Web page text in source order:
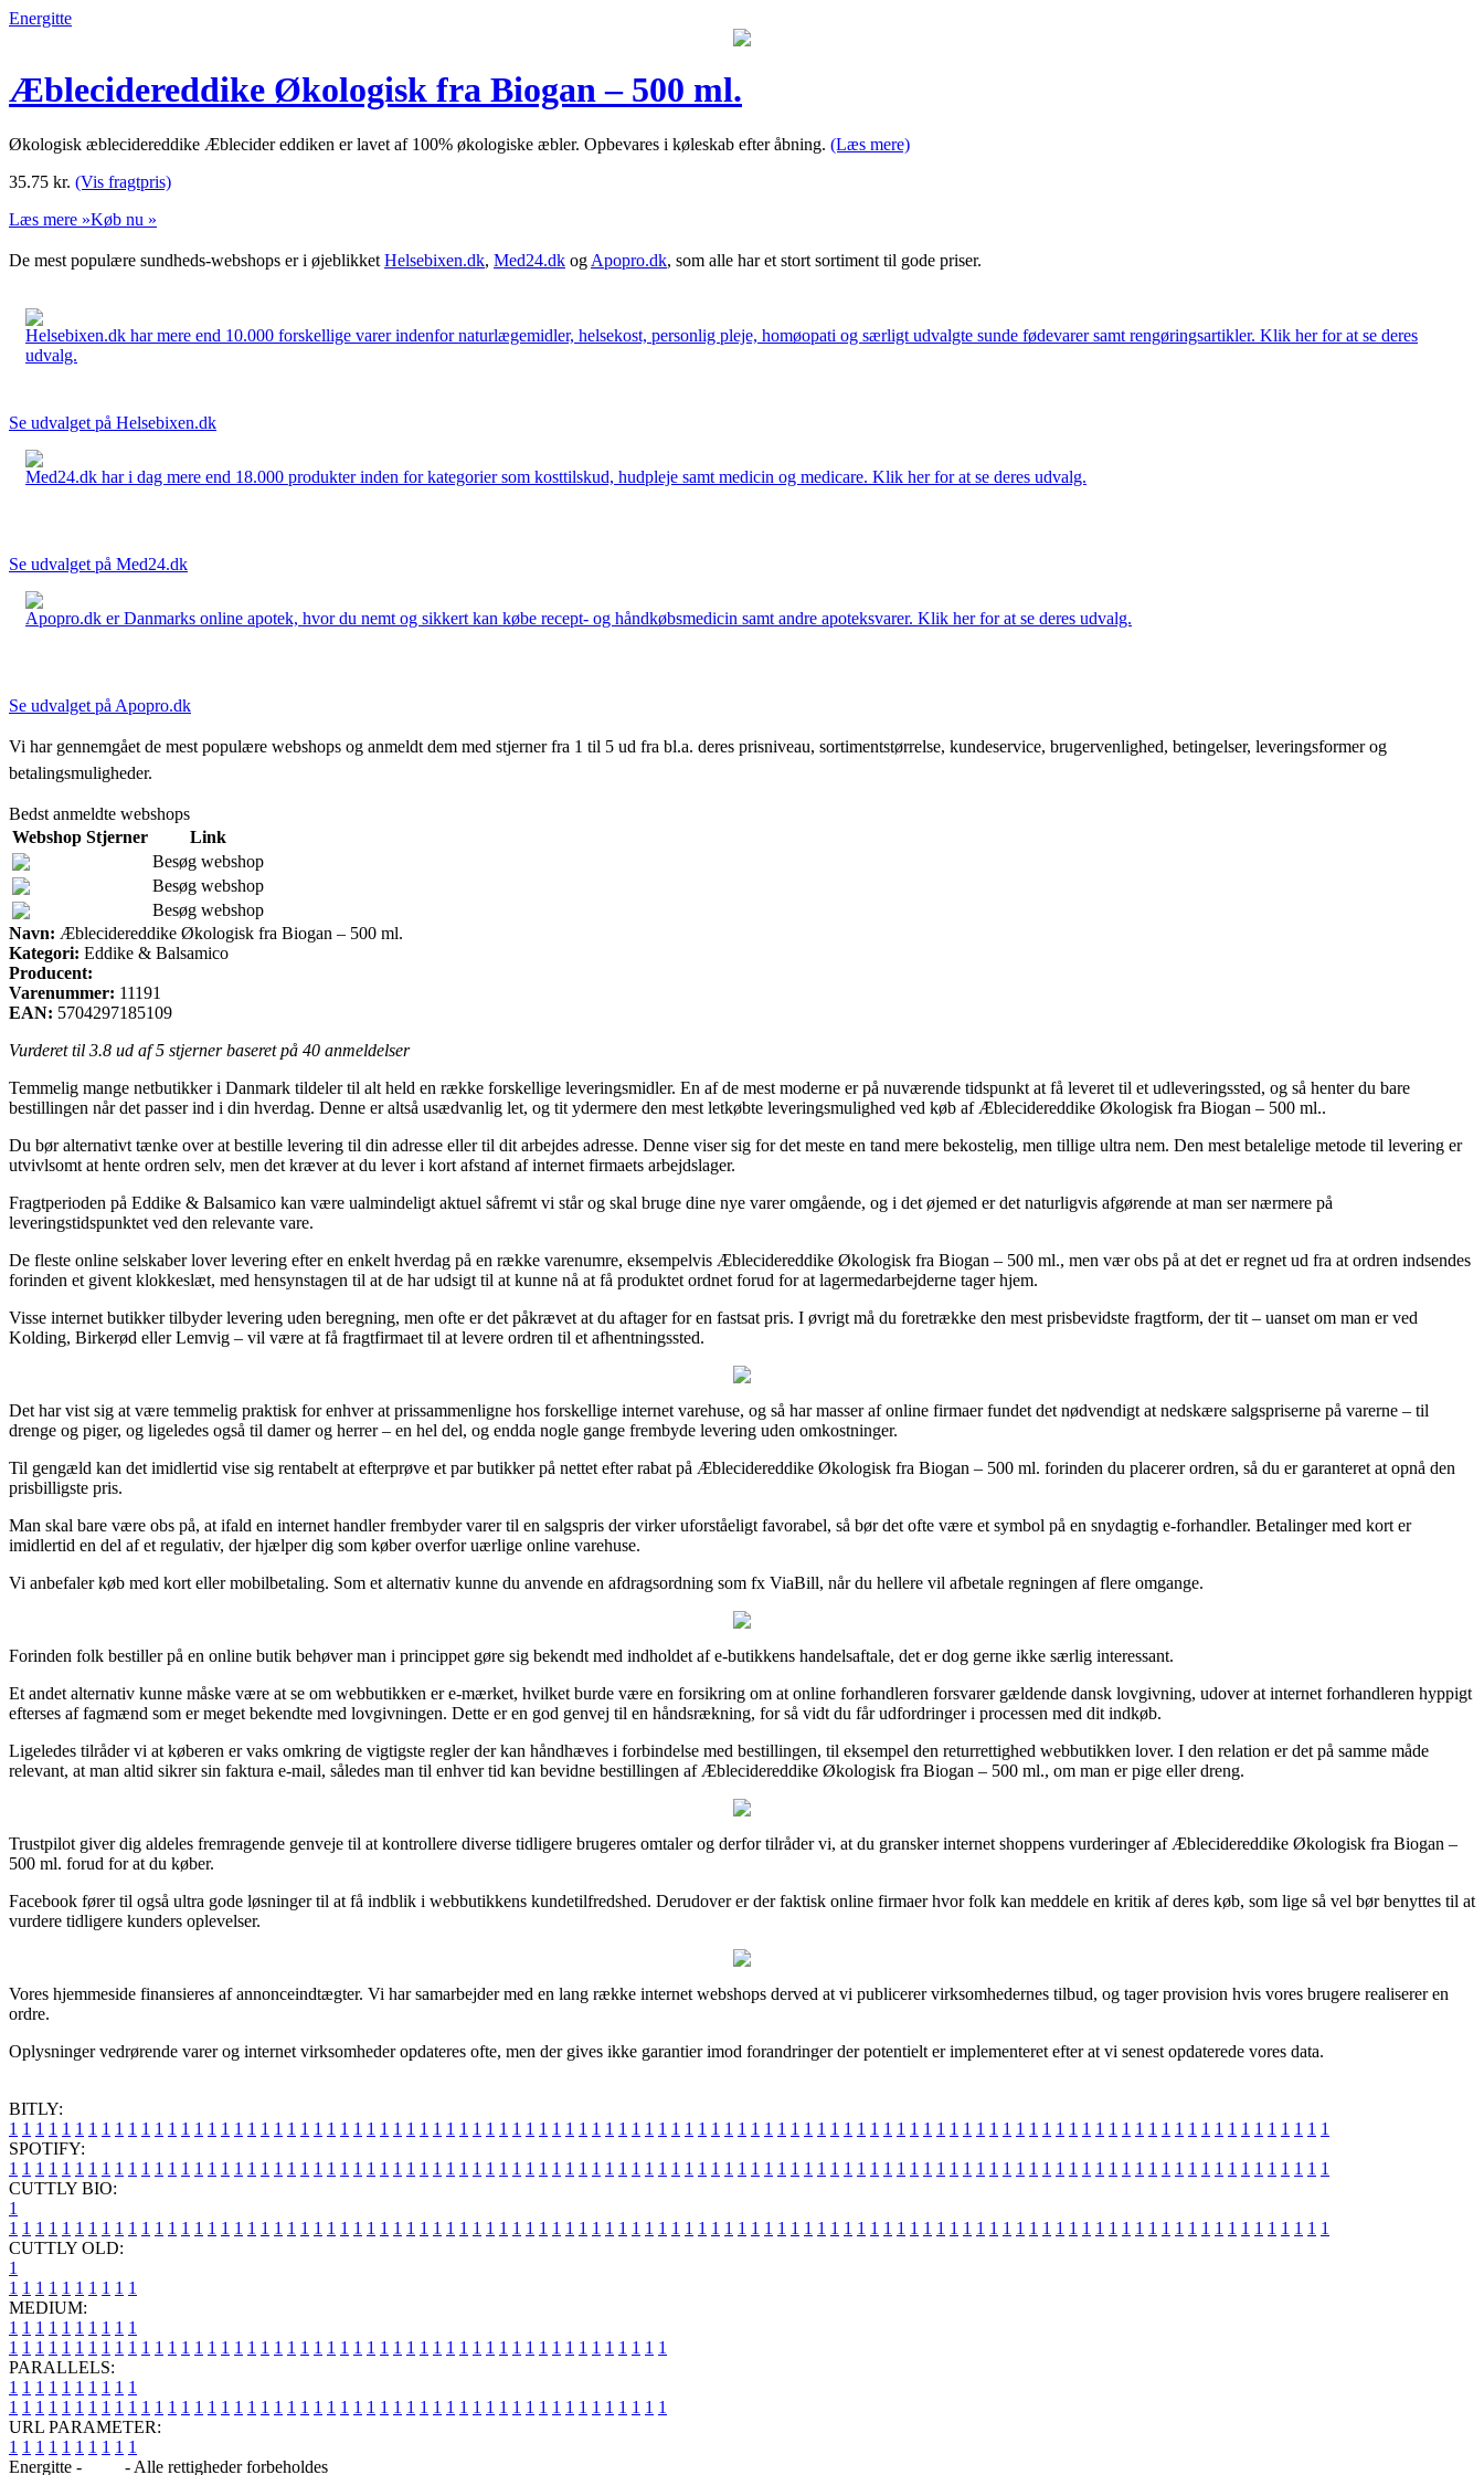
Energitte
Æblecidereddike Økologisk fra Biogan – 500 ml.
Økologisk æblecidereddike Æblecider eddiken er lavet af 100% økologiske æbler. Opbevares i køleskab efter åbning. (Læs mere)
35.75 kr. (Vis fragtpris)
Læs mere »Køb nu »
De mest populære sundheds-webshops er i øjeblikket Helsebixen.dk, Med24.dk og Apopro.dk, som alle har et stort sortiment til gode priser.
Helsebixen.dk har mere end 10.000 forskellige varer indenfor naturlægemidler, helsekost, personlig pleje, homøopati og særligt udvalgte sunde fødevarer samt rengøringsartikler. Klik her for at se deres
udvalg.
Se udvalget på Helsebixen.dk
Med24.dk har i dag mere end 18.000 produkter inden for kategorier som kosttilskud, hudpleje samt medicin og medicare. Klik her for at se deres udvalg.
Se udvalget på Med24.dk
Apopro.dk er Danmarks online apotek, hvor du nemt og sikkert kan købe recept- og håndkøbsmedicin samt andre apoteksvarer. Klik her for at se deres udvalg.
Se udvalget på Apopro.dk
Vi har gennemgået de mest populære webshops og anmeldt dem med stjerner fra 1 til 5 ud fra bl.a. deres prisniveau, sortimentstørrelse, kundeservice, brugervenlighed, betingelser, leveringsformer og
betalingsmuligheder.
Bedst anmeldte webshops
Webshop Stjerner
Link
Besøg webshop
Besøg webshop
Besøg webshop
Navn: Æblecidereddike Økologisk fra Biogan – 500 ml.
Kategori: Eddike & Balsamico
Producent:
Varenummer: 11191
EAN: 5704297185109
Vurderet til 3.8 ud af 5 stjerner baseret på 40 anmeldelser
Temmelig mange netbutikker i Danmark tildeler til alt held en række forskellige leveringsmidler. En af de mest moderne er på nuværende tidspunkt at få leveret til et udleveringssted, og så henter du bare
bestillingen når det passer ind i din hverdag. Denne er altså usædvanlig let, og tit ydermere den mest letkøbte leveringsmulighed ved køb af Æblecidereddike Økologisk fra Biogan – 500 ml..
Du bør alternativt tænke over at bestille levering til din adresse eller til dit arbejdes adresse. Denne viser sig for det meste en tand mere bekostelig, men tillige ultra nem. Den mest betalelige metode til levering er
utvivlsomt at hente ordren selv, men det kræver at du lever i kort afstand af internet firmaets arbejdslager.
Fragtperioden på Eddike & Balsamico kan være ualmindeligt aktuel såfremt vi står og skal bruge dine nye varer omgående, og i det øjemed er det naturligvis afgørende at man ser nærmere på
leveringstidspunktet ved den relevante vare.
De fleste online selskaber lover levering efter en enkelt hverdag på en række varenumre, eksempelvis Æblecidereddike Økologisk fra Biogan – 500 ml., men vær obs på at det er regnet ud fra at ordren indsendes
forinden et givent klokkeslæt, med hensynstagen til at de har udsigt til at kunne nå at få produktet ordnet forud for at lagermedarbejderne tager hjem.
Visse internet butikker tilbyder levering uden beregning, men ofte er det påkrævet at du aftager for en fastsat pris. I øvrigt må du foretrække den mest prisbevidste fragtform, der tit – uanset om man er ved
Kolding, Birkerød eller Lemvig – vil være at få fragtfirmaet til at levere ordren til et afhentningssted.
Det har vist sig at være temmelig praktisk for enhver at prissammenligne hos forskellige internet varehuse, og så har masser af online firmaer fundet det nødvendigt at nedskære salgspriserne på varerne – til
drenge og piger, og ligeledes også til damer og herrer – en hel del, og endda nogle gange frembyde levering uden omkostninger.
Til gengæld kan det imidlertid vise sig rentabelt at efterprøve et par butikker på nettet efter rabat på Æblecidereddike Økologisk fra Biogan – 500 ml. forinden du placerer ordren, så du er garanteret at opnå den
prisbilligste pris.
Man skal bare være obs på, at ifald en internet handler frembyder varer til en salgspris der virker uforståeligt favorabel, så bør det ofte være et symbol på en snydagtig e-forhandler. Betalinger med kort er
imidlertid en del af et regulativ, der hjælper dig som køber overfor uærlige online varehuse.
Vi anbefaler køb med kort eller mobilbetaling. Som et alternativ kunne du anvende en afdragsordning som fx ViaBill, når du hellere vil afbetale regningen af flere omgange.
Forinden folk bestiller på en online butik behøver man i princippet gøre sig bekendt med indholdet af e-butikkens handelsaftale, det er dog gerne ikke særlig interessant.
Et andet alternativ kunne måske være at se om webbutikken er e-mærket, hvilket burde være en forsikring om at online forhandleren forsvarer gældende dansk lovgivning, udover at internet forhandleren hyppigt
efterses af fagmænd som er meget bekendte med lovgivningen. Dette er en god genvej til en håndsrækning, for så vidt du får udfordringer i processen med dit indkøb.
Ligeledes tilråder vi at køberen er vaks omkring de vigtigste regler der kan håndhæves i forbindelse med bestillingen, til eksempel den returrettighed webbutikken lover. I den relation er det på samme måde
relevant, at man altid sikrer sin faktura e-mail, således man til enhver tid kan bevidne bestillingen af Æblecidereddike Økologisk fra Biogan – 500 ml., om man er pige eller dreng.
Trustpilot giver dig aldeles fremragende genveje til at kontrollere diverse tidligere brugeres omtaler og derfor tilråder vi, at du gransker internet shoppens vurderinger af Æblecidereddike Økologisk fra Biogan –
500 ml. forud for at du køber.
Facebook fører til også ultra gode løsninger til at få indblik i webbutikkens kundetilfredshed. Derudover er der faktisk online firmaer hvor folk kan meddele en kritik af deres køb, som lige så vel bør benyttes til at
vurdere tidligere kunders oplevelser.
Vores hjemmeside finansieres af annonceindtægter. Vi har samarbejder med en lang række internet webshops derved at vi publicerer virksomhedernes tilbud, og tager provision hvis vores brugere realiserer en
ordre.
Oplysninger vedrørende varer og internet virksomheder opdateres ofte, men der gives ikke garantier imod forandringer der potentielt er implementeret efter at vi senest opdaterede vores data.
BITLY:
1 1 1 1 1 1 1 1 1 1 1 1 1 1 1 1 1 1 1 1 1 1 1 1 1 1 1 1 1 1 1 1 1 1 1 1 1 1 1 1 1 1 1 1 1 1 1 1 1 1 1 1 1 1 1 1 1 1 1 1 1 1 1 1 1 1 1 1 1 1 1 1 1 1 1 1 1 1 1 1 1 1 1 1 1 1 1 1 1 1 1 1 1 1 1 1 1 1 1 1
SPOTIFY:
1 1 1 1 1 1 1 1 1 1 1 1 1 1 1 1 1 1 1 1 1 1 1 1 1 1 1 1 1 1 1 1 1 1 1 1 1 1 1 1 1 1 1 1 1 1 1 1 1 1 1 1 1 1 1 1 1 1 1 1 1 1 1 1 1 1 1 1 1 1 1 1 1 1 1 1 1 1 1 1 1 1 1 1 1 1 1 1 1 1 1 1 1 1 1 1 1 1 1 1
CUTTLY BIO:
1
1 1 1 1 1 1 1 1 1 1 1 1 1 1 1 1 1 1 1 1 1 1 1 1 1 1 1 1 1 1 1 1 1 1 1 1 1 1 1 1 1 1 1 1 1 1 1 1 1 1 1 1 1 1 1 1 1 1 1 1 1 1 1 1 1 1 1 1 1 1 1 1 1 1 1 1 1 1 1 1 1 1 1 1 1 1 1 1 1 1 1 1 1 1 1 1 1 1 1 1
CUTTLY OLD:
1
1 1 1 1 1 1 1 1 1 1
MEDIUM:
1 1 1 1 1 1 1 1 1 1
1 1 1 1 1 1 1 1 1 1 1 1 1 1 1 1 1 1 1 1 1 1 1 1 1 1 1 1 1 1 1 1 1 1 1 1 1 1 1 1 1 1 1 1 1 1 1 1 1 1
PARALLELS:
1 1 1 1 1 1 1 1 1 1
1 1 1 1 1 1 1 1 1 1 1 1 1 1 1 1 1 1 1 1 1 1 1 1 1 1 1 1 1 1 1 1 1 1 1 1 1 1 1 1 1 1 1 1 1 1 1 1 1 1
URL PARAMETER:
1 1 1 1 1 1 1 1 1 1
Energitte -
- Alle rettigheder forbeholdes